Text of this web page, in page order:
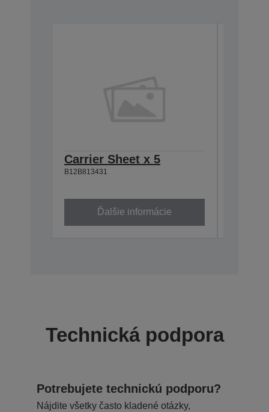
Carrier Sheet x 5
B12B813431
Ďalšie informácie
Technická podpora
Potrebujete technickú podporu?
Nájdite všetky často kladené otázky,